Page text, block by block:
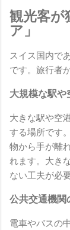
観光客が
ア」
スイス国内で
です。旅行者
大規模な駅や
大きな駅や空
する場所です
物から手が離
れます。大き
ない工夫が必
公共交通機関
電車やバスの